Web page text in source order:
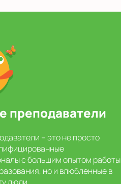
преподаватели
– это не просто
с большим опытом работы
но и влюбленные в